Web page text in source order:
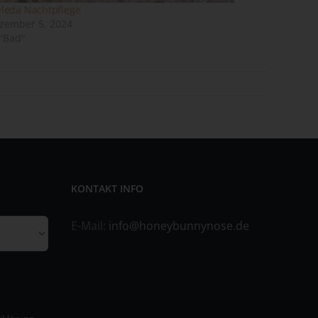
Nachtpflege
KONTAKT INFO
E-Mail: info@honeybunnynose.de